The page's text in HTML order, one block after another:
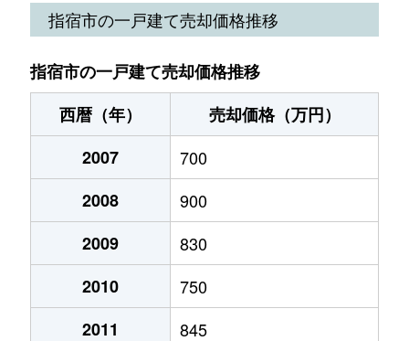
東方
500万円 二月田
湊
1,100万円 指宿 徒歩7分
湊
150万円 指宿 徒歩7分
山川岡児ケ水
山川成川
700万円
山川福元
250万円
指宿市の一戸建て売却価格推移
指宿市の一戸建て売却価格推移
西暦（年）
売却価格（万円）
2007
700
2008
900
2009
830
2010
750
2011
845